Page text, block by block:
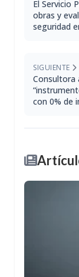
El Servicio
obras y
seguridad
SIGUIENTE
Consultora
con 0% de